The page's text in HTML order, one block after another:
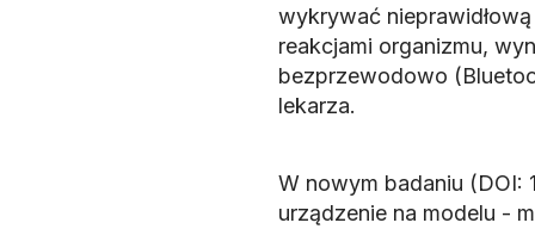
wykrywać
reakcjami organizmu,
bezprzewodowo
lekarza.
W nowym badaniu (DOI:
urządzenie na modelu -